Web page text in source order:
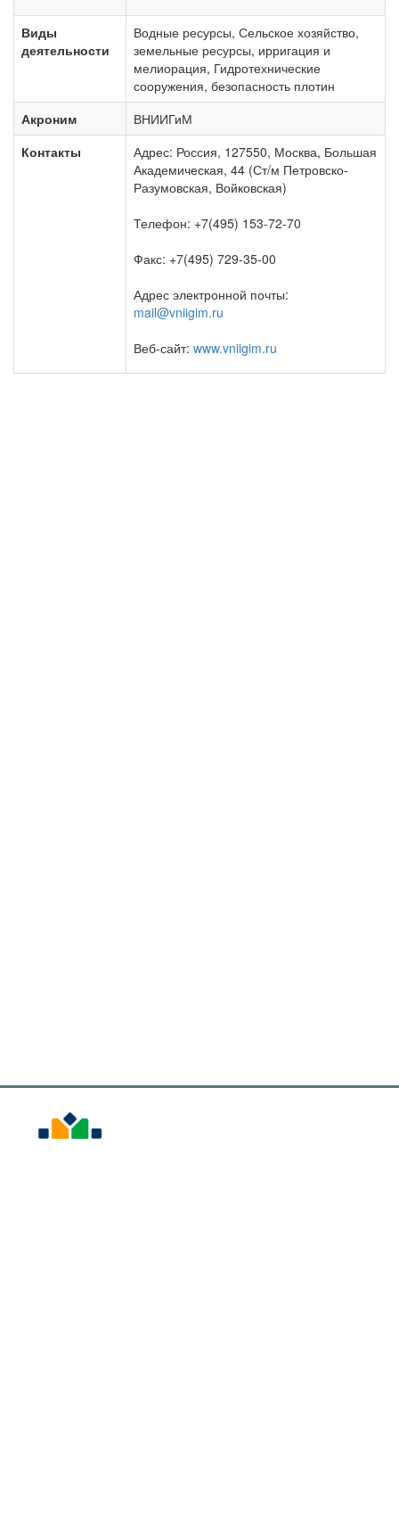
Виды
деятельности
Водные ресурсы, Сельское хозяйство,
земельные ресурсы, ирригация и
мелиорация, Гидротехнические
сооружения, безопасность плотин
Акроним
ВНИИГиМ
Контакты
Адрес: Россия, 127550, Москва, Большая
Академическая, 44 (Ст/м Петровско-
Разумовская, Войковская)
Телефон: +7(495) 153-72-70
Факс: +7(495) 729-35-00
Адрес электронной почты:
mail@vniigim.ru
Веб-сайт: www.vniigim.ru